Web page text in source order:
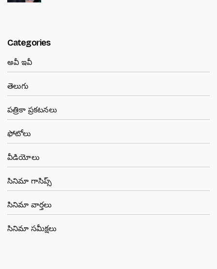
Categories
అవీ ఇవీ
తెలుగు
పత్రికా ప్రకటనలు
ఫోటోలు
వీడియోలు
సినిమా గాసిప్స్
సినిమా వార్తలు
సినిమా సమీక్షలు